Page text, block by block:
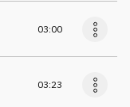
03:00
03:23